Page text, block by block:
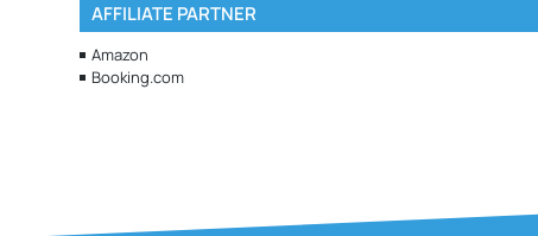
AFFILIATE PARTNER
Amazon
Booking.com